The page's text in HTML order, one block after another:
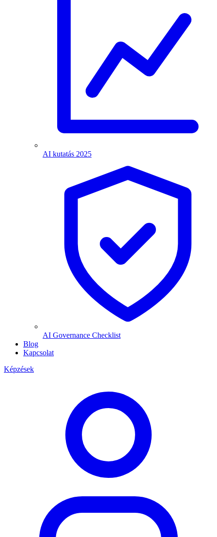
AI kutatás 2025
AI Governance Checklist
Blog
Kapcsolat
Képzések